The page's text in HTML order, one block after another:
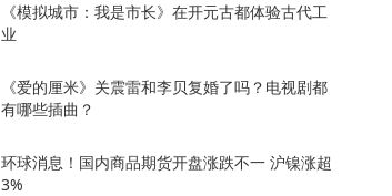
《模拟城市：我是市长》在开元古都体验古代工
业
《爱的厘米》关震雷和李贝复婚了吗？电视剧都
有哪些插曲？
环球消息！国内商品期货开盘涨跌不一 沪镍涨超
3%